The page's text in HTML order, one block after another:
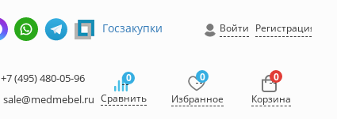
Госзакупки Войти Регистрация
+7 (495) 480-05-96
sale@medmebel.ru
0
Сравнить
0
Избранное
0
Корзина